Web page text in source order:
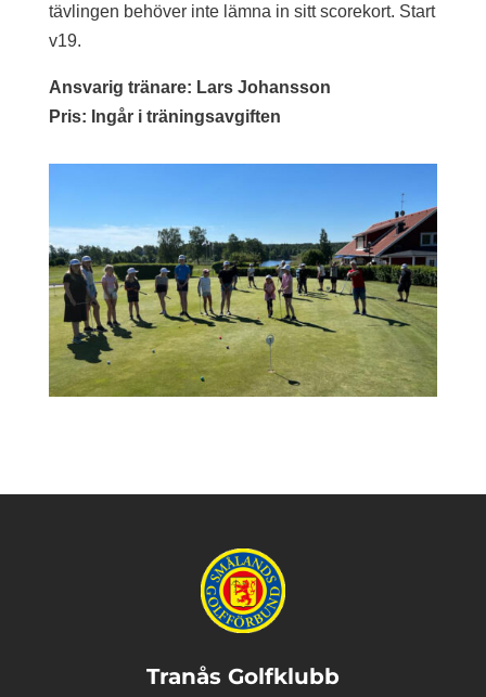
tävlingen behöver inte lämna in sitt scorekort. Start
v19.
Ansvarig tränare: Lars Johansson
Pris: Ingår i träningsavgiften
Tranås Golfklubb